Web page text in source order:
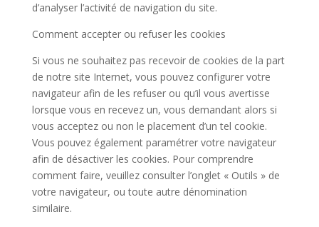
d’analyser l’activité de navigation du site.
Comment accepter ou refuser les cookies
Si vous ne souhaitez pas recevoir de cookies de la part
de notre site Internet, vous pouvez configurer votre
navigateur afin de les refuser ou qu’il vous avertisse
lorsque vous en recevez un, vous demandant alors si
vous acceptez ou non le placement d’un tel cookie.
Vous pouvez également paramétrer votre navigateur
afin de désactiver les cookies. Pour comprendre
comment faire, veuillez consulter l’onglet « Outils » de
votre navigateur, ou toute autre dénomination
similaire.